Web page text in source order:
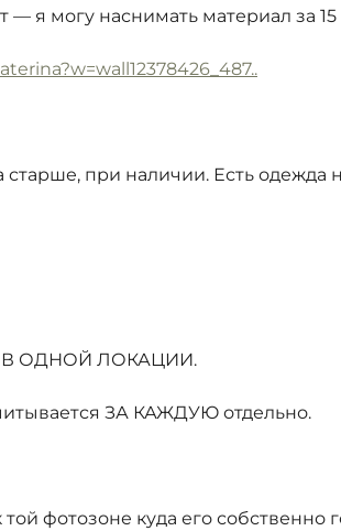
могу наснимать материал за 15
при наличии. Есть одежда
В ОДНОЙ ЛОКАЦИИ.
ЗА КАЖДУЮ отдельно.
фотозоне куда его собственно